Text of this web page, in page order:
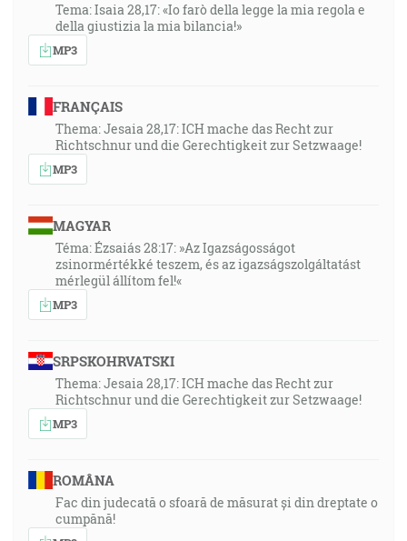
Tema: Isaia 28,17: «Io farò della legge la mia regola e
della giustizia la mia bilancia!»
MP3
FRANÇAIS
Thema: Jesaia 28,17: ICH mache das Recht zur
Richtschnur und die Gerechtigkeit zur Setzwaage!
MP3
MAGYAR
Téma: Ézsaiás 28:17: »Az Igazságosságot
zsinormértékké teszem, és az igazságszolgáltatást
mérlegül állítom fel!«
MP3
SRPSKOHRVATSKI
Thema: Jesaia 28,17: ICH mache das Recht zur
Richtschnur und die Gerechtigkeit zur Setzwaage!
MP3
ROMÂNA
Fac din judecată o sfoară de măsurat și din dreptate o
cumpănă!